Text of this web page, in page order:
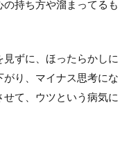
持ち方や溜まってるも
見ずに、ほったらかしに
り、マイナス思考にな
て、ウツという病気に